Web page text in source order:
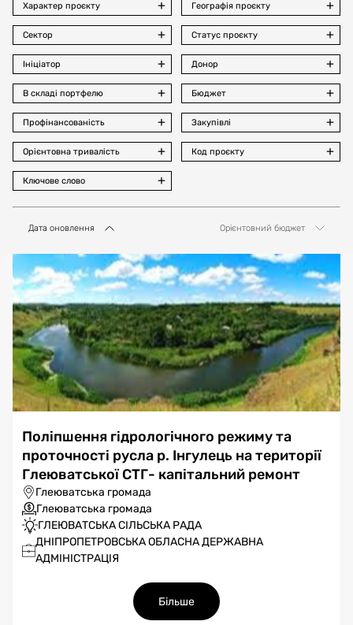
Характер проєкту Географія проєкту
Сектор Статус проєкту
Ініціатор Донор
В складі портфелю Бюджет
Профінансованість Закупівлі
Орієнтовна тривалість Код проєкту
Ключове слово
Дата оновлення Орієнтовний бюджет
Поліпшення гідрологічного режиму та
проточності русла р. Інгулець на території
Глеюватської СТГ- капітальний ремонт
Глеюватська громада
Глеюватська громада
ГЛЕЮВАТСЬКА СІЛЬСЬКА РАДА
ДНІПРОПЕТРОВСЬКА ОБЛАСНА ДЕРЖАВНА
АДМІНІСТРАЦІЯ
Більше